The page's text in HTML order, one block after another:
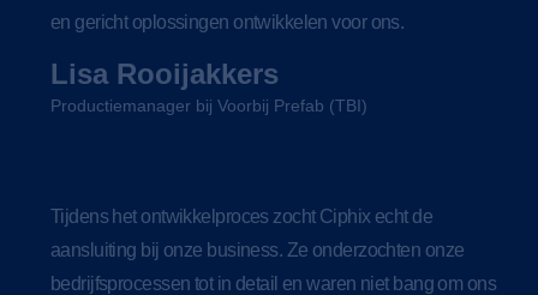
en gericht oplossingen ontwikkelen voor ons.
Lisa Rooijakkers
Productiemanager bij Voorbij Prefab (TBI)
Tijdens het ontwikkelproces zocht Ciphix echt de
aansluiting bij onze business. Ze onderzochten onze
bedrijfsprocessen tot in detail en waren niet bang om ons